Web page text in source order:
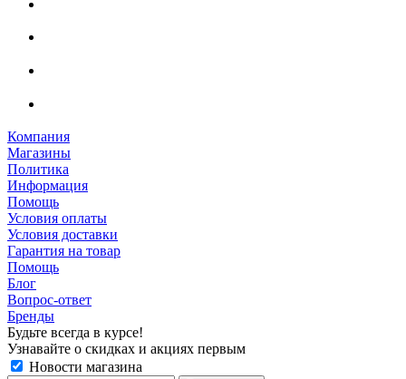
Компания
Магазины
Политика
Информация
Помощь
Условия оплаты
Условия доставки
Гарантия на товар
Помощь
Блог
Вопрос-ответ
Бренды
Будьте всегда в курсе!
Узнавайте о скидках и акциях первым
Новости магазина